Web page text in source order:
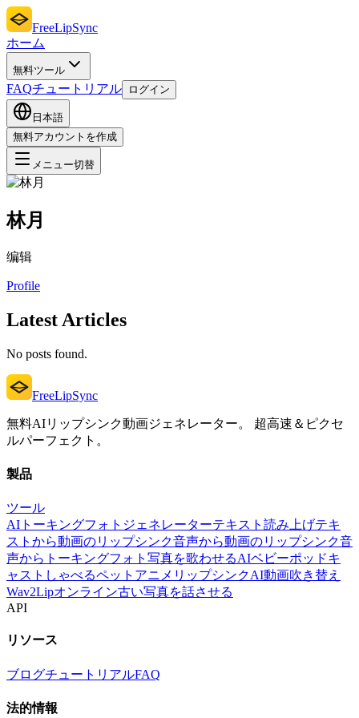
FreeLipSync
ホーム
無料ツール
FAQチュートリアル ログイン
日本語
無料アカウントを作成
メニュー切替
林月
编辑
Profile
Latest Articles
No posts found.
FreeLipSync
無料AIリップシンク動画ジェネレーター。 超高速＆ピクセ
ルパーフェクト。
製品
ツール
AIトーキングフォトジェネレーターテキスト読み上げテキ
ストから動画のリップシンク音声から動画のリップシンク音
声からトーキングフォト 写真を歌わせるAIベビーポッドキ
ャスト しゃべるペット アニメリップシンクAI動画吹き替え
Wav2Lipオンライン古い写真を話させる
API
リソース
ブログチュートリアルFAQ
法的情報